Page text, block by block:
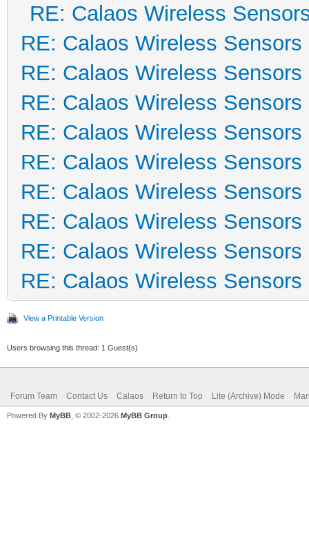
RE: Calaos Wireless
RE: Calaos Wireless Sensors
RE: Calaos Wireless Sensors
RE: Calaos Wireless Sensors
RE: Calaos Wireless Sensors
RE: Calaos Wireless Sensors
RE: Calaos Wireless Sensors
RE: Calaos Wireless Sensors
RE: Calaos Wireless Sensors
RE: Calaos Wireless Sensors
View a Printable Version
Users browsing this thread: 1 Guest(s)
Forum Team Contact Us Calaos Return to Top Lite (Archive) Mode
Powered By MyBB , © 2002-2026 MyBB Group